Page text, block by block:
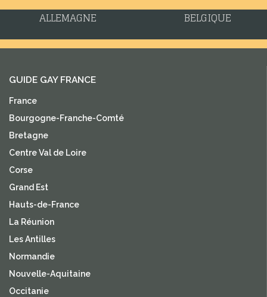
ALLEMAGNE BELGIQUE
GUIDE GAY FRANCE
France
Bourgogne-Franche-Comté
Bretagne
Centre Val de Loire
Corse
Grand Est
Hauts-de-France
La Réunion
Les Antilles
Normandie
Nouvelle-Aquitaine
Occitanie